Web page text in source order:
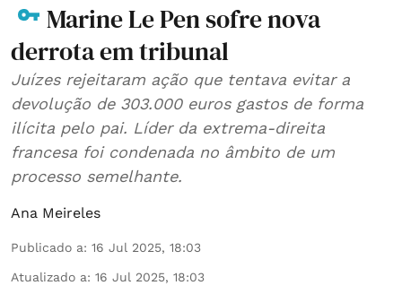
Marine Le Pen sofre nova
derrota em tribunal
Juízes rejeitaram ação que tentava evitar a
devolução de 303.000 euros gastos de forma
ilícita pelo pai. Líder da extrema-direita
francesa foi condenada no âmbito de um
processo semelhante.
Ana Meireles
Publicado a: 16 Jul 2025, 18:03
Atualizado a: 16 Jul 2025, 18:03